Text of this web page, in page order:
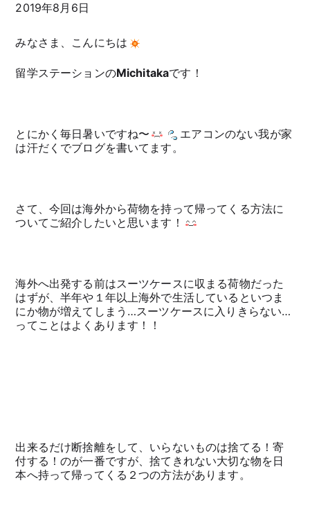
2019年8月6日
みなさま、こんにちは
留学ステーションのMichitakaです！
とにかく毎日暑いですね〜
エアコンのない我が家
は汗だくでブログを書いてます。
さて、今回は海外から荷物を持って帰ってくる方法に
ついてご紹介したいと思います！
海外へ出発する前はスーツケースに収まる荷物だった
はずが、半年や１年以上海外で生活しているといつま
にか物が増えてしまう…スーツケースに入りきらない…
ってことはよくあります！！
出来るだけ断捨離をして、いらないものは捨てる！寄
付する！のが一番ですが、捨てきれない大切な物を日
本へ持って帰ってくる２つの方法があります。